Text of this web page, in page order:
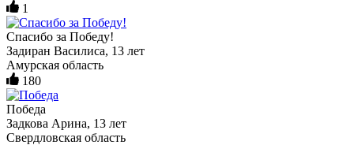
1
Спасибо за Победу!
Задиран Василиса, 13 лет
Амурская область
180
Победа
Задкова Арина, 13 лет
Свердловская область